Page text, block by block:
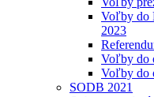
Voľby do
2023
Voľby do
Voľby do
SODB 2021